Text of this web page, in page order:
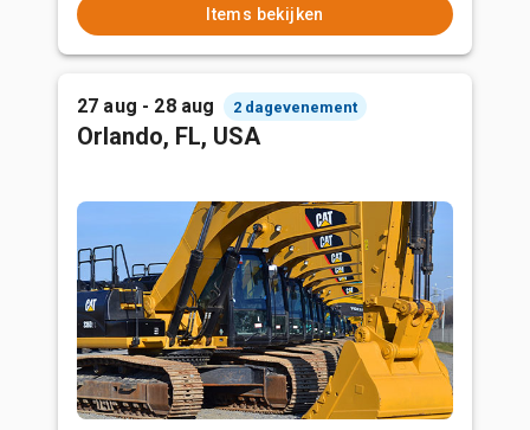
Items bekijken
27 aug - 28 aug 2 dagevenement
Orlando, FL, USA